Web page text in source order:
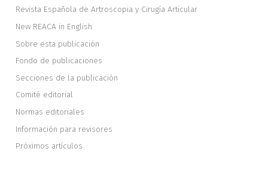
Revista Española de Artroscopia y Cirugía Articular
New REACA in English
Sobre esta publicación
Fondo de publicaciones
Secciones de la publicación
Comité editorial
Normas editoriales
Información para revisores
Próximos artículos